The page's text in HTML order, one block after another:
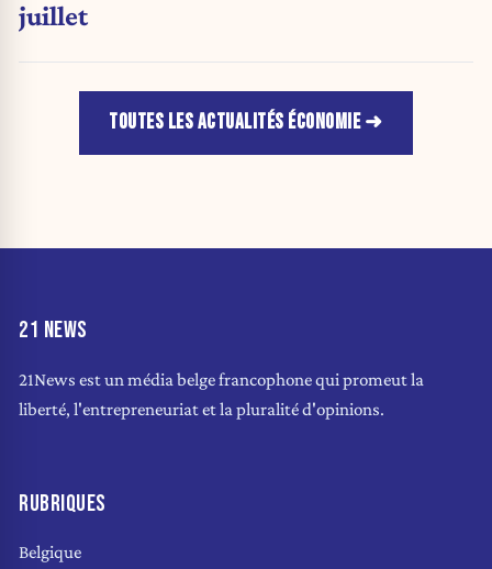
juillet
TOUTES LES ACTUALITÉS ÉCONOMIE
21 NEWS
21News est un média belge francophone qui promeut la
liberté, l'entrepreneuriat et la pluralité d'opinions.
RUBRIQUES
Belgique